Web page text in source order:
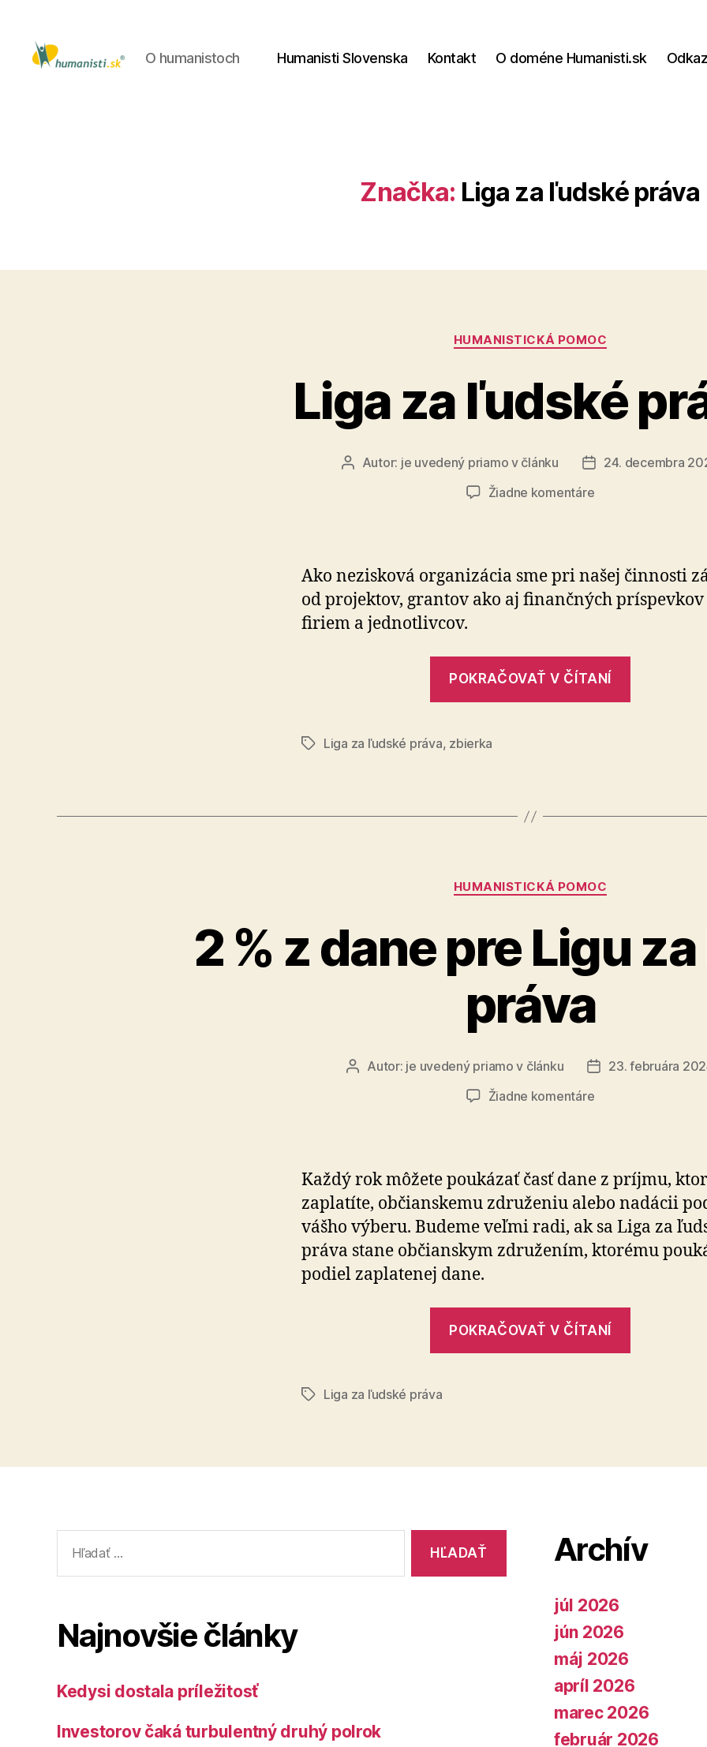
O humanistoch Humanisti Slovenska Kontakt O doméne Humanisti.sk
Značka: Liga za ľudské práva
Kategórie
HUMANISTICKÁ POMOC
Liga za ľudské
AutorAutor: je uvedený priamo v článku
Dátum24. decembra
Žiadne komentárena
práva
Ako nezisková organizácia sme pri našej činnosti
od projektov, grantov ako aj finančných príspevkov
firiem a jednotlivcov.
POKRAČOVAŤ V ČÍTANÍ
ZnačkyLiga za ľudské práva, zbierka
Kategórie
HUMANISTICKÁ POMOC
2 % z dane pre Ligu
práva
AutorAutor: je uvedený priamo v článku
Dátum
23. februára
Žiadne komentárena
pre
Ligu
za
ľudské
Každý rok môžete poukázať časť dane z príjmu,
zapla­títe, občianskemu zdru­že­niu alebo nadácii
vášho výberu. Budeme veľmi radi, ak sa Liga za
práva stane občianskym zdru­že­ním, kto­ré­mu
podiel zapla­te­nej dane.
POKRAČOVAŤ V ČÍTANÍ
za
ZnačkyLiga za ľudské práva
Najnovšie články
Kedysi dostala príležitosť
Investorov čaká turbulentný druhý polrok
Archív
júl 2026
jún 2026
máj 2026
apríl 2026
marec 2026
február 2026